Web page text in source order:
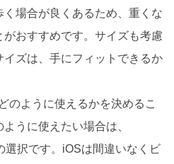
場合が良くあるため、重くな
がおすすめです。サイズも考慮
ズは、手にフィットできるか
のように使えるかを決めるこ
うに使えたい場合は、
選択です。iOSは間違いなくビ